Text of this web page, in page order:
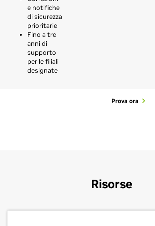
e notifiche
di sicurezza
prioritarie
Fino a tre
anni di
supporto
per le filiali
designate
Prova ora
Risorse